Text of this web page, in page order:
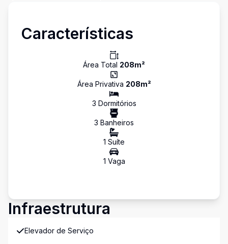
Características
Área Total 208m²
Área Privativa 208m²
3 Dormitórios
3 Banheiros
1 Suíte
1 Vaga
Infraestrutura
Elevador de Serviço